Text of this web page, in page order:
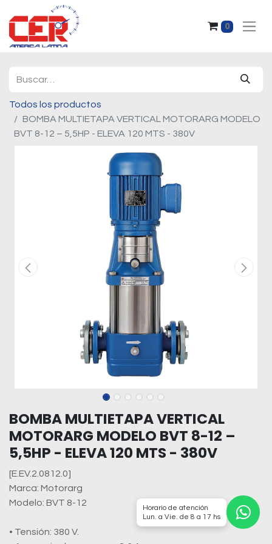
0
Todos los productos
BOMBA MULTIETAPA VERTICAL MOTORARG MODELO
BVT 8-12 – 5,5HP - ELEVA 120 MTS - 380V
BOMBA MULTIETAPA VERTICAL
MOTORARG MODELO BVT 8-12 –
5,5HP - ELEVA 120 MTS - 380V
[E.EV.2.0812.0]
Marca: Motorarg
Modelo: BVT 8-12
• Tensión: 380 V.
Horario de atención
Lun. a Vie. de 8 a 17 hs